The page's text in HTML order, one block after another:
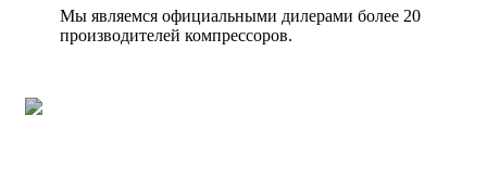
Мы являемся официальными дилерами более 20
производителей компрессоров.